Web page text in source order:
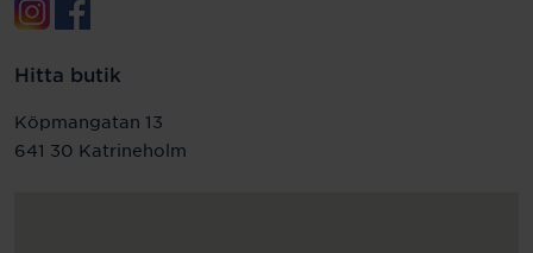
Hitta butik
Köpmangatan 13
641 30 Katrineholm